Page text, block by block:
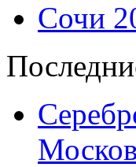
Сочи